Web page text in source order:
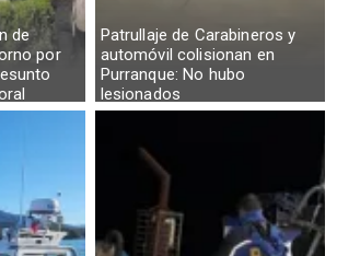
de
por
Patrullaje de Carabineros y
automóvil colisionan en
Purranque: No hubo
lesionados